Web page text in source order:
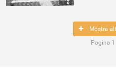
Mostra
Pagina 1